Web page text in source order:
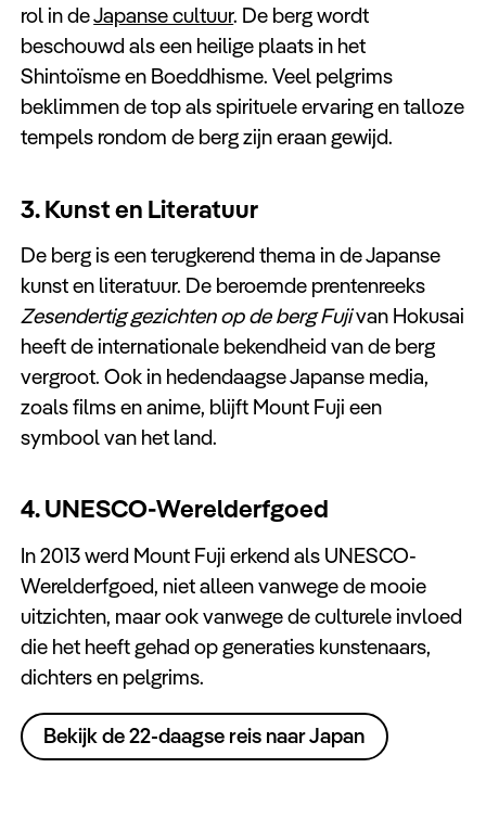
rol in deJapanse cultuur. De berg wordt
beschouwd als een heilige plaats in het
Shintoïsme en Boeddhisme. Veel pelgrims
beklimmen de top als spirituele ervaring en talloze
tempels rondom de berg zijn eraan gewijd.
3. Kunst en Literatuur
De berg is een terugkerend thema in de Japanse
kunst en literatuur. De beroemde prentenreeks
Zesendertig gezichten op de berg Fujivan Hokusai
heeft de internationale bekendheid van de berg
vergroot. Ook in hedendaagse Japanse media,
zoals films en anime, blijft Mount Fuji een
symbool van het land.
4. UNESCO-Werelderfgoed
In 2013 werd Mount Fuji erkend als UNESCO-
Werelderfgoed, niet alleen vanwege de mooie
uitzichten, maar ook vanwege de culturele invloed
die het heeft gehad op generaties kunstenaars,
dichters en pelgrims.
Bekijk de 22-daagse reis naar Japan